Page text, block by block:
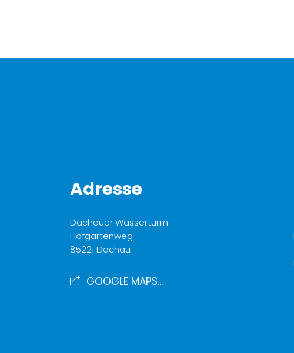
Adresse
Dachauer Wasserturm
Hofgartenweg
85221 Dachau
GOOGLE MAPS...